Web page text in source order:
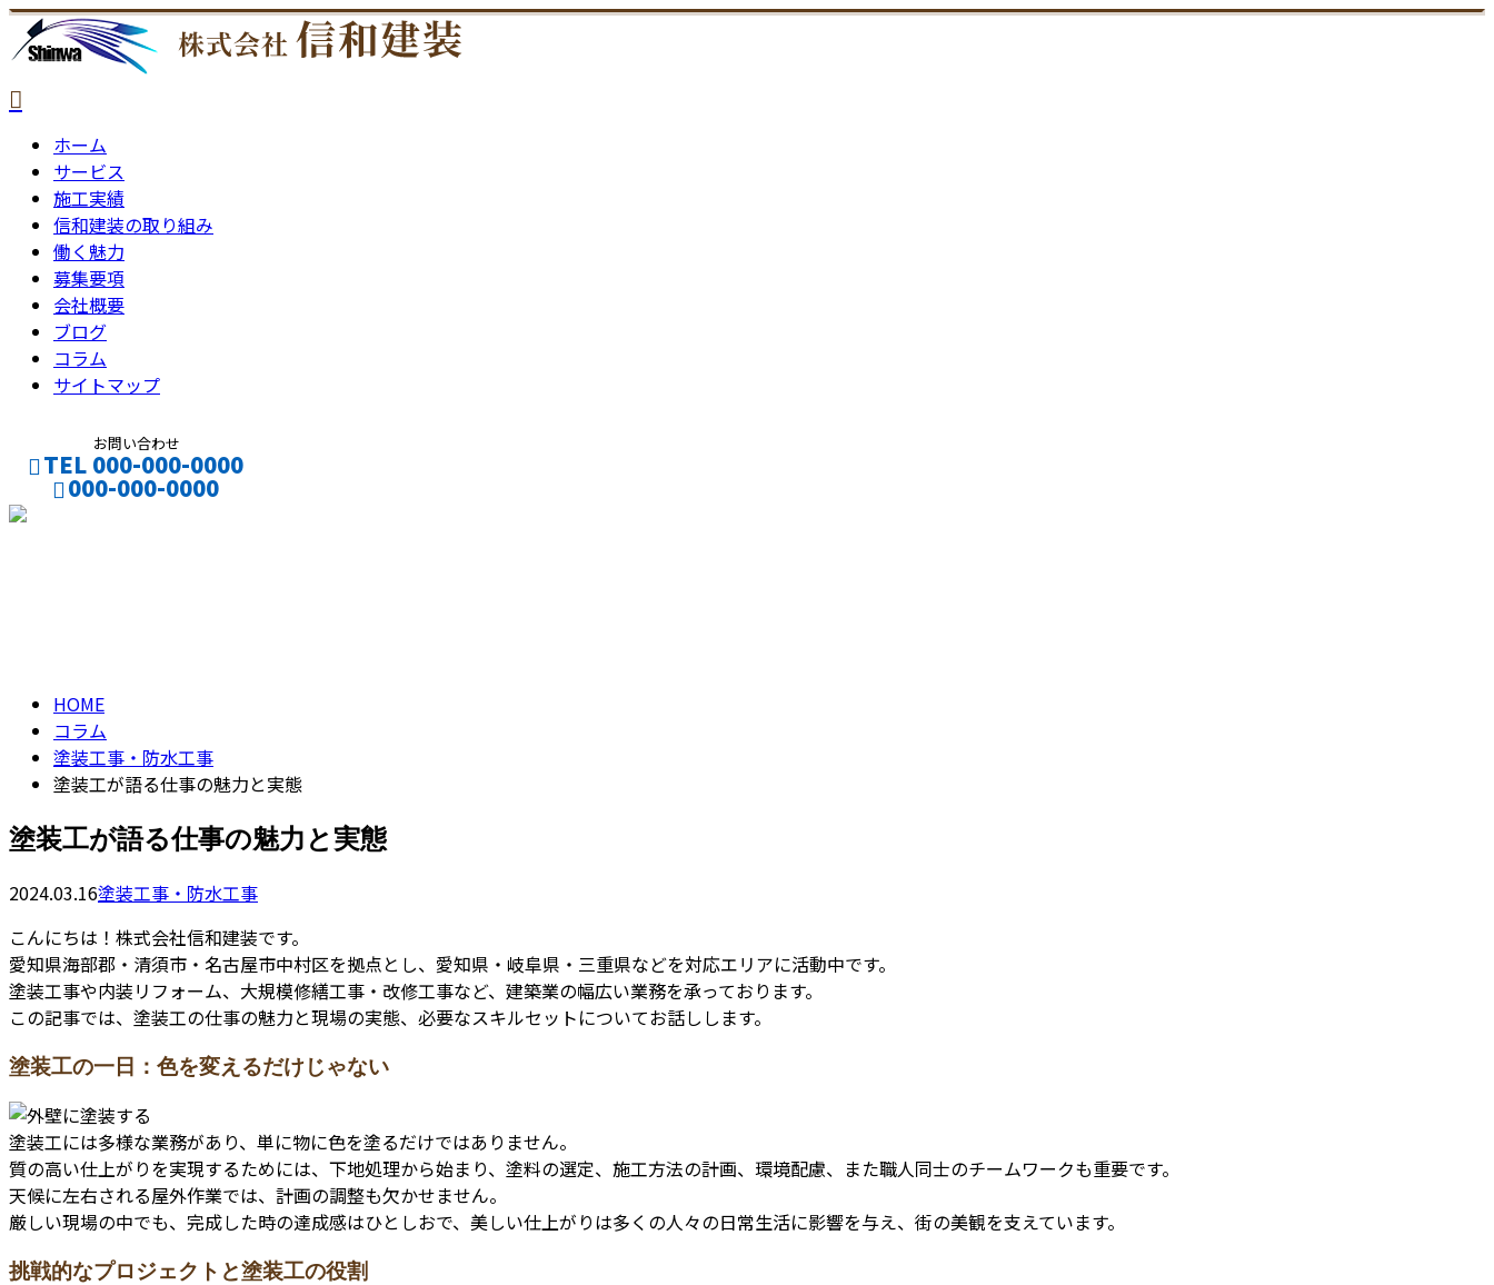
ホーム
サービス
施工実績
信和建装の取り組み
働く魅力
募集要項
会社概要
ブログ
コラム
サイトマップ
お問い合わせ
TEL 000-000-0000
000-000-0000
HOME
コラム
塗装工事・防水工事
塗装工が語る仕事の魅力と実態
塗装工が語る仕事の魅力と実態
2024.03.16塗装工事・防水工事
こんにちは！株式会社信和建装です。
愛知県海部郡・清須市・名古屋市中村区を拠点とし、愛知県・岐阜県・三重県などを対応エリアに活動中です。
塗装工事や内装リフォーム、大規模修繕工事・改修工事など、建築業の幅広い業務を承っております。
この記事では、塗装工の仕事の魅力と現場の実態、必要なスキルセットについてお話しします。
塗装工の一日：色を変えるだけじゃない
塗装工には多様な業務があり、単に物に色を塗るだけではありません。
質の高い仕上がりを実現するためには、下地処理から始まり、塗料の選定、施工方法の計画、環境配慮、また職人同士のチームワークも重要です。
天候に左右される屋外作業では、計画の調整も欠かせません。
厳しい現場の中でも、完成した時の達成感はひとしおで、美しい仕上がりは多くの人々の日常生活に影響を与え、街の美観を支えています。
挑戦的なプロジェクトと塗装工の役割